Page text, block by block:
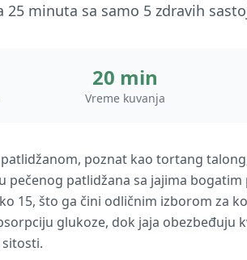
25 minuta sa samo 5 zdravih
20 min
Vreme kuvanja
poznat kao tortang
pečenog patlidžana sa jajima
15, što ga čini odličnim izborom za
glukoze, dok jaja